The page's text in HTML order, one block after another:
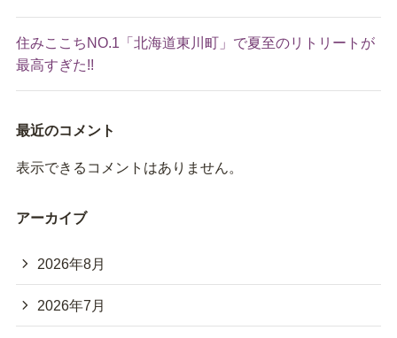
住みここちNO.1「北海道東川町」で夏至のリトリートが
最高すぎた!!
最近のコメント
表示できるコメントはありません。
アーカイブ
2026年8月
2026年7月